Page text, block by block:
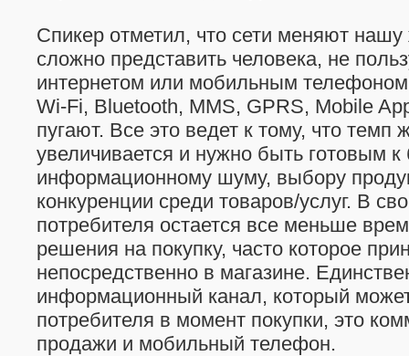
Спикер отметил, что сети меняют нашу
сложно представить человека, не
интернетом или мобильным
Wi-Fi, Bluetooth, MMS, GPRS, Mobile
пугают. Все это ведет к тому, что темп
увеличивается и нужно быть готовым
информационному шуму, выбору
конкуренции среди товаров/услуг. В
потребителя остается все меньше
решения на покупку, часто которое
непосредственно в магазине.
информационный канал, который
потребителя в момент покупки, это
продажи и мобильный телефон.